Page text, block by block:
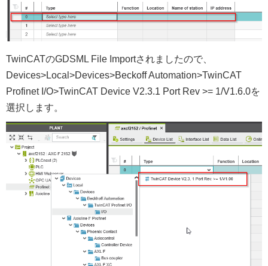
TwinCATのGDSML File Importされましたので、
Devices>Local>Devices>Beckoff Automation>TwinCAT
Profinet I/O>TwinCAT Device V2.3.1 Port Rev >= 1/V1.6.0を
選択します。